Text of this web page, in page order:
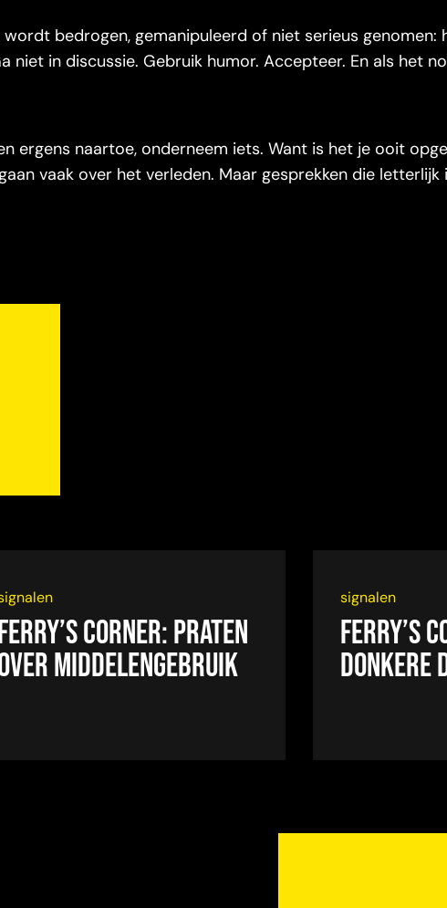
bedrogen, gemanipuleerd of niet serieus genomen:
niet in discussie. Gebruik humor. Accepteer. En als het
ergens naartoe, onderneem iets. Want is het je ooit
vaak over het verleden. Maar gesprekken die letterlijk
Corner: Praten
middelengebruik
signalen
Ferry’s
Donkere